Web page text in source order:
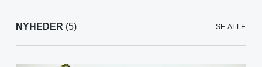
NYHEDER (5) SE ALLE